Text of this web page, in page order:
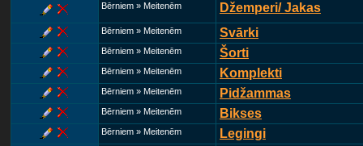
Bērniem » Meitenēm Džemperi/ Jakas
Bērniem » Meitenēm Svārki
Bērniem » Meitenēm Šorti
Bērniem » Meitenēm Komplekti
Bērniem » Meitenēm Pidžammas
Bērniem » Meitenēm Bikses
Bērniem » Meitenēm Legingi